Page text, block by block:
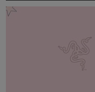
głosu bez